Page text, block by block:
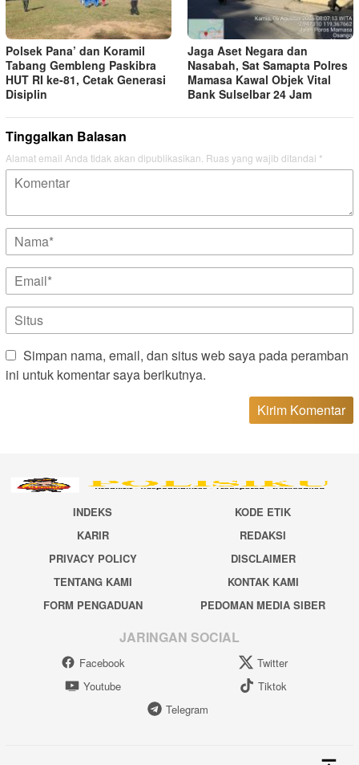
Polsek Pana’ dan Koramil
Tabang Gembleng Paskibra
HUT RI ke-81, Cetak Generasi
Disiplin
Jaga Aset Negara dan
Nasabah, Sat Samapta Polres
Mamasa Kawal Objek Vital
Bank Sulselbar 24 Jam
Tinggalkan Balasan
Alamat email Anda tidak akan dipublikasikan. Ruas yang wajib ditandai *
Simpan nama, email, dan situs web saya pada peramban
ini untuk komentar saya berikutnya.
INDEKS
KODE ETIK
KARIR
REDAKSI
PRIVACY POLICY
DISCLAIMER
TENTANG KAMI
KONTAK KAMI
FORM PENGADUAN
PEDOMAN MEDIA SIBER
JARINGAN SOCIAL
Facebook
Twitter
Youtube
Tiktok
Telegram